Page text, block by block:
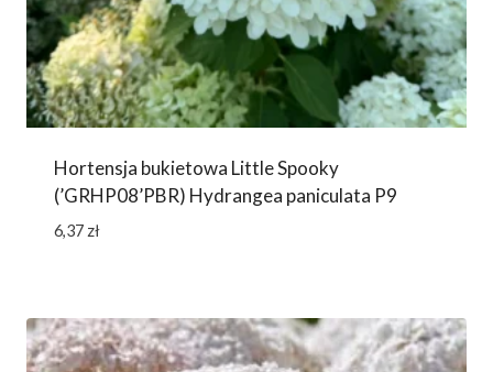
Hortensja bukietowa Little Spooky
(’GRHP08’PBR) Hydrangea paniculata P9
6,37 zł